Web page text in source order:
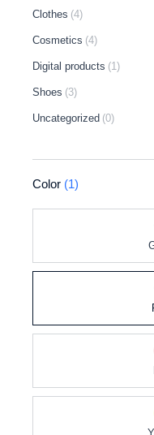
Clothes (4)
Cosmetics (4)
Digital products (1)
Shoes (3)
Uncategorized (0)
Color (1)